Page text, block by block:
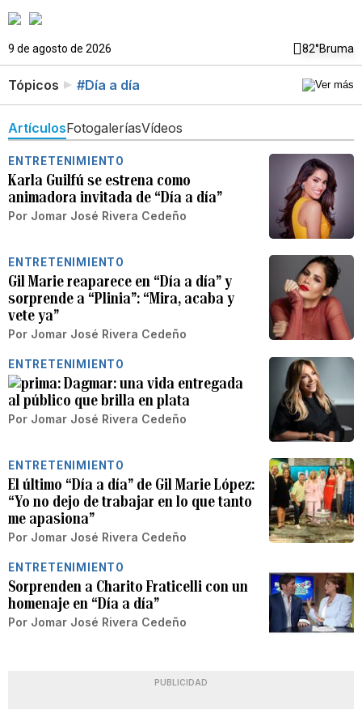
9 de agosto de 2026 82°Bruma
Tópicos #Día a día
ArtículosFotogaleríasVídeos
ENTRETENIMIENTO
Karla Guilfú se estrena como
animadora invitada de “Día a día”
Por Jomar José Rivera Cedeño
ENTRETENIMIENTO
Gil Marie reaparece en “Día a día” y
sorprende a “Plinia”: “Mira, acaba y
vete ya”
Por Jomar José Rivera Cedeño
ENTRETENIMIENTO
Dagmar: una vida entregada
al público que brilla en plata
Por Jomar José Rivera Cedeño
ENTRETENIMIENTO
El último “Día a día” de Gil Marie López:
“Yo no dejo de trabajar en lo que tanto
me apasiona”
Por Jomar José Rivera Cedeño
ENTRETENIMIENTO
Sorprenden a Charito Fraticelli con un
homenaje en “Día a día”
Por Jomar José Rivera Cedeño
PUBLICIDAD